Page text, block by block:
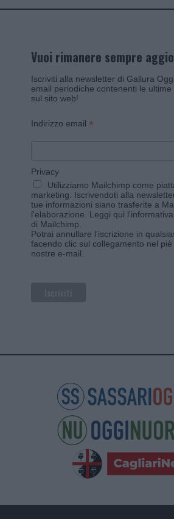
Vuoi rimanere sempre
Iscriviti alla newsletter di Gallura
email periodiche contenenti le
sul sito web!
Indirizzo email *
Privacy
Utilizziamo Mailchimp come
marketing. Iscrivendoti alla
tue informazioni siano trasferite a
l'elaborazione. Leggi qui
di Mailchimp.
Potrai annullare l'iscrizione in
facendo clic sul collegamento nel
nostre e-mail.